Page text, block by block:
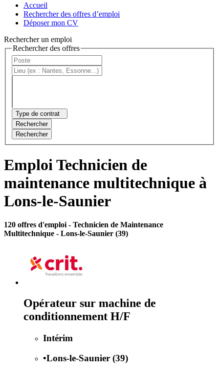
Accueil
Rechercher des offres d’emploi
Déposer mon CV
Rechercher un emploi
Rechercher des offres
Type de contrat
Rechercher
Rechercher
Emploi Technicien de
maintenance multitechnique à
Lons-le-Saunier
120 offres d'emploi - Technicien de Maintenance
Multitechnique - Lons-le-Saunier (39)
Opérateur sur machine de
conditionnement H/F
Intérim
•Lons-le-Saunier (39)